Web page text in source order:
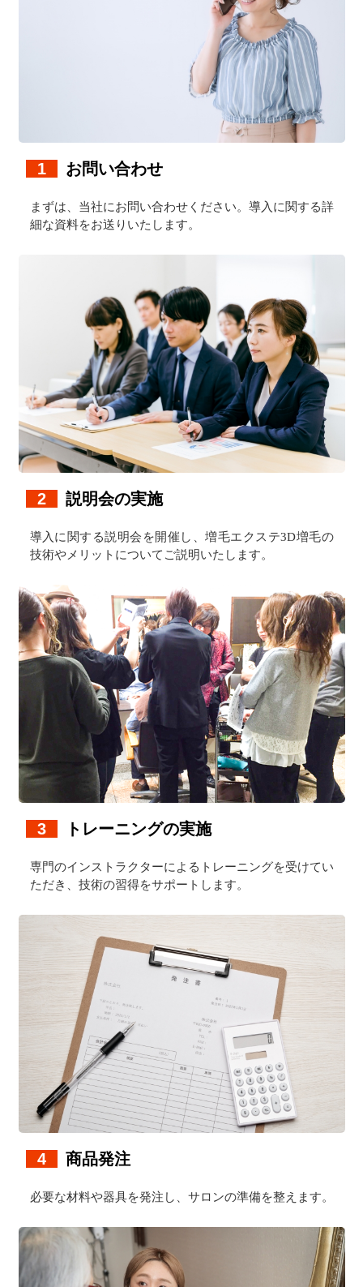
1 お問い合わせ
まずは、当社にお問い合わせください。導入に関する詳
細な資料をお送りいたします。
2 説明会の実施
導入に関する説明会を開催し、増毛エクステ3D増毛の
技術やメリットについてご説明いたします。
3 トレーニングの実施
専門のインストラクターによるトレーニングを受けてい
ただき、技術の習得をサポートします。
4 商品発注
必要な材料や器具を発注し、サロンの準備を整えます。